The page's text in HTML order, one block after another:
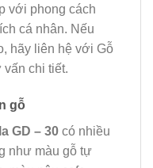
với phong cách
cá nhân. Nếu
hãy liên hệ với Gỗ
chi tiết.
gỗ
GD – 30có nhiều
như màu gỗ tự